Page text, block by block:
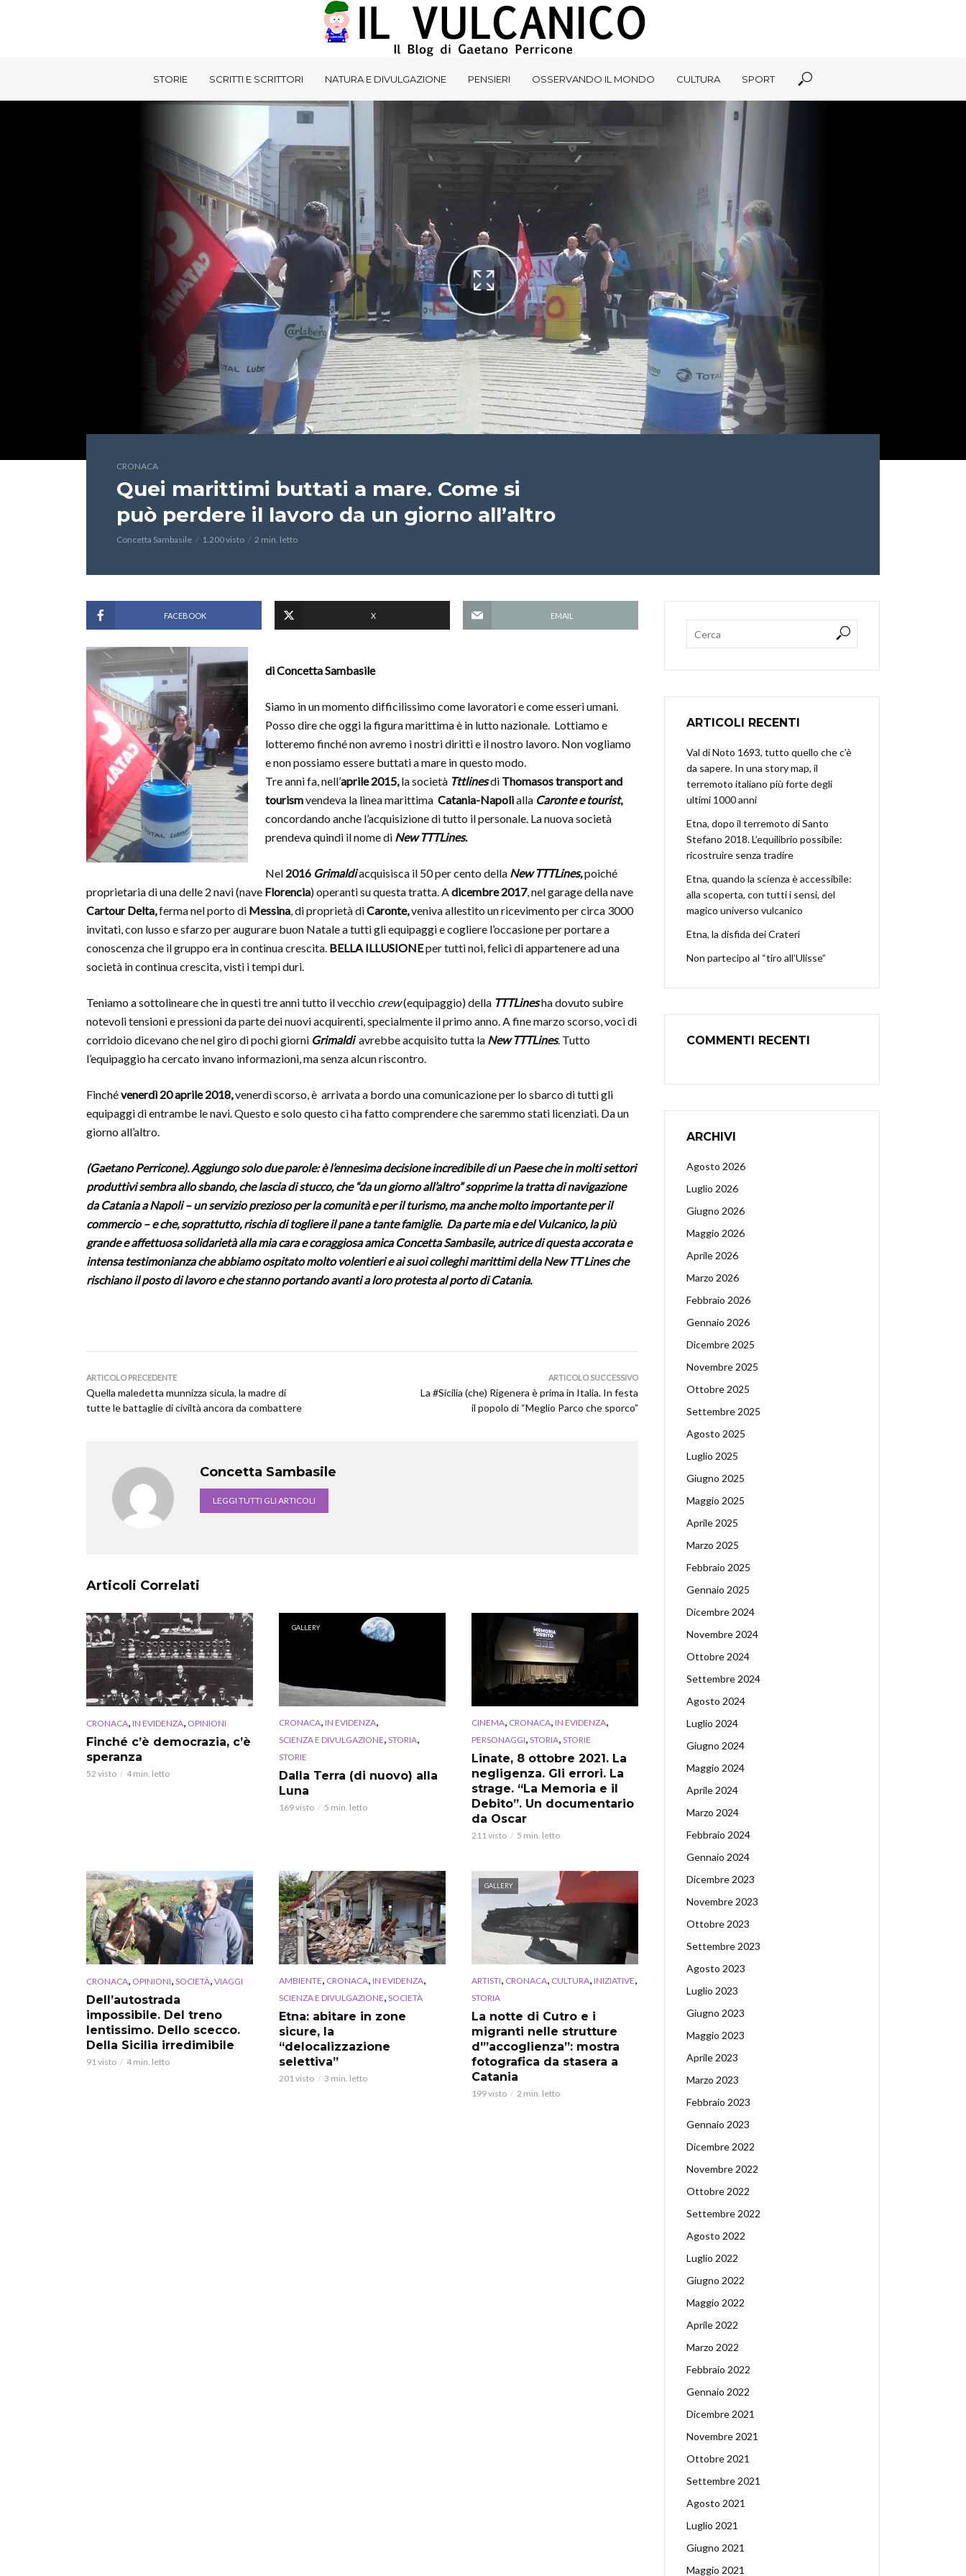
STORIE SCRITTI E SCRITTORI NATURA E DIVULGAZIONE PENSIERI OSSERVANDO IL MONDO CULTURA SPORT
CRONACA
Quei marittimi buttati a mare. Come si
può perdere il lavoro da un giorno all’altro
Concetta Sambasile 1.200 visto 2 min. letto
FACEBOOK X EMAIL
di Concetta Sambasile
Siamo in un momento difficilissimo come lavoratori e come esseri umani.
Posso dire che oggi la figura marittima è in lutto nazionale. Lottiamo e
lotteremo finché non avremo i nostri diritti e il nostro lavoro. Non vogliamo
e non possiamo essere buttati a mare in questo modo.
Tre anni fa, nell’aprile 2015,la società Tttlinesdi Thomasos transport and
tourismvendeva la linea marittima Catania-Napolialla Caronte e tourist,
concordando anche l’acquisizione di tutto il personale. La nuova società
prendeva quindi il nome di New TTTLines.
Nel 2016 Grimaldiacquisisca il 50 per cento della New TTTLines,poiché
proprietaria di una delle 2 navi (nave Florencia) operanti su questa tratta. Adicembre 2017, nel garage della nave
Cartour Delta,ferma nel porto di Messina, di proprietà diCaronte,veniva allestito un ricevimento per circa 3000
invitati, con lusso e sfarzo per augurare buon Natale a tutti gli equipaggi e cogliere l’occasione per portare a
conoscenza che il gruppo era in continua crescita. BELLA ILLUSIONEper tutti noi, felici di appartenere ad una
società in continua crescita, visti i tempi duri.
Teniamo a sottolineare che in questi tre anni tutto il vecchio crew(equipaggio) della TTTLinesha dovuto subire
notevoli tensioni e pressioni da parte dei nuovi acquirenti, specialmente il primo anno. A fine marzo scorso, voci di
corridoio dicevano che nel giro di pochi giorni Grimaldiavrebbe acquisito tutta la New TTTLines. Tutto
l’equipaggio ha cercato invano informazioni, ma senza alcun riscontro.
Finchévenerdì 20 aprile 2018,venerdì scorso, è arrivata a bordo una comunicazione per lo sbarco di tutti gli
equipaggi di entrambe le navi. Questo e solo questo ci ha fatto comprendere che saremmo stati licenziati. Da un
giorno all’altro.
(Gaetano Perricone). Aggiungo solo due parole: è l’ennesima decisione incredibile di un Paese che in molti settori
produttivi sembra allo sbando, che lascia di stucco, che “da un giorno all’altro” sopprime la tratta di navigazione
da Catania a Napoli – un servizio prezioso per la comunità e per il turismo, ma anche molto importante per il
commercio – e che, soprattutto, rischia di togliere il pane a tante famiglie. Da parte mia e del Vulcanico, la più
grande e affettuosa solidarietà alla mia cara e coraggiosa amica Concetta Sambasile, autrice di questa accorata e
intensa testimonianza che abbiamo ospitato molto volentieri e ai suoi colleghi marittimi della New TT Lines che
rischiano il posto di lavoro e che stanno portando avanti a loro protesta al porto di Catania.
ARTICOLO PRECEDENTE
Quella maledetta munnizza sicula, la madre di
tutte le battaglie di civiltà ancora da combattere
ARTICOLO SUCCESSIVO
La #Sicilia (che) Rigenera è prima in Italia. In festa
il popolo di “Meglio Parco che sporco”
Concetta Sambasile
LEGGI TUTTI GLI ARTICOLI
Articoli Correlati
CRONACA, IN EVIDENZA, OPINIONI
Finché c’è democrazia, c’è
speranza
52 visto 4 min. letto
GALLERY
CRONACA, IN EVIDENZA,
SCIENZA E DIVULGAZIONE, STORIA,
STORIE
Dalla Terra (di nuovo) alla
Luna
169 visto 5 min. letto
CINEMA, CRONACA, IN EVIDENZA,
PERSONAGGI, STORIA, STORIE
Linate, 8 ottobre 2021. La
negligenza. Gli errori. La
strage. “La Memoria e il
Debito”. Un documentario
da Oscar
211 visto 5 min. letto
CRONACA, OPINIONI, SOCIETÀ, VIAGGI
Dell’autostrada
impossibile. Del treno
lentissimo. Dello scecco.
Della Sicilia irredimibile
91 visto 4 min. letto
AMBIENTE, CRONACA, IN EVIDENZA,
SCIENZA E DIVULGAZIONE, SOCIETÀ
Etna: abitare in zone
sicure, la
“delocalizzazione
selettiva”
201 visto 3 min. letto
GALLERY
ARTISTI, CRONACA, CULTURA, INIZIATIVE,
STORIA
La notte di Cutro e i
migranti nelle strutture
d'”accoglienza”: mostra
fotografica da stasera a
Catania
199 visto 2 min. letto
ARTICOLI RECENTI
Val di Noto 1693, tutto quello che c’è
da sapere. In una story map, il
terremoto italiano più forte degli
ultimi 1000 anni
Etna, dopo il terremoto di Santo
Stefano 2018. L’equilibrio possibile:
ricostruire senza tradire
Etna, quando la scienza è accessibile:
alla scoperta, con tutti i sensi, del
magico universo vulcanico
Etna, la disfida dei Crateri
Non partecipo al “tiro all’Ulisse”
COMMENTI RECENTI
ARCHIVI
Agosto 2026
Luglio 2026
Giugno 2026
Maggio 2026
Aprile 2026
Marzo 2026
Febbraio 2026
Gennaio 2026
Dicembre 2025
Novembre 2025
Ottobre 2025
Settembre 2025
Agosto 2025
Luglio 2025
Giugno 2025
Maggio 2025
Aprile 2025
Marzo 2025
Febbraio 2025
Gennaio 2025
Dicembre 2024
Novembre 2024
Ottobre 2024
Settembre 2024
Agosto 2024
Luglio 2024
Giugno 2024
Maggio 2024
Aprile 2024
Marzo 2024
Febbraio 2024
Gennaio 2024
Dicembre 2023
Novembre 2023
Ottobre 2023
Settembre 2023
Agosto 2023
Luglio 2023
Giugno 2023
Maggio 2023
Aprile 2023
Marzo 2023
Febbraio 2023
Gennaio 2023
Dicembre 2022
Novembre 2022
Ottobre 2022
Settembre 2022
Agosto 2022
Luglio 2022
Giugno 2022
Maggio 2022
Aprile 2022
Marzo 2022
Febbraio 2022
Gennaio 2022
Dicembre 2021
Novembre 2021
Ottobre 2021
Settembre 2021
Agosto 2021
Luglio 2021
Giugno 2021
Maggio 2021